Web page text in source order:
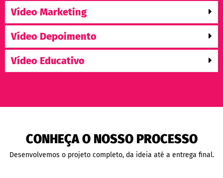
Vídeo Marketing
Vídeo Depoimento
Vídeo Educativo
CONHEÇA O NOSSO PROCESSO
Desenvolvemos o projeto completo, da ideia até a entrega final.